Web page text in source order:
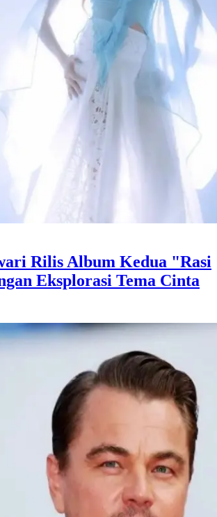
Rilis Album Kedua "Rasi
Eksplorasi Tema Cinta